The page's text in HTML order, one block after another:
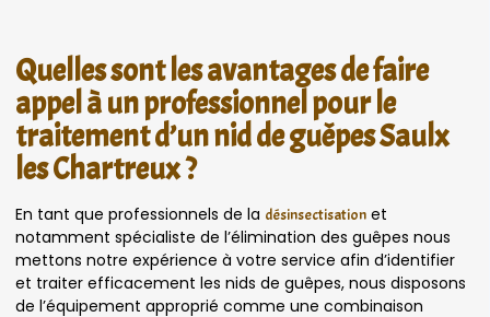
Quelles sont les avantages de faire
appel à un professionnel pour le
traitement d’un nid de guêpes Saulx
les Chartreux ?
En tant que professionnels de la désinsectisation et
notamment spécialiste de l’élimination des guêpes nous
mettons notre expérience à votre service afin d’identifier
et traiter efficacement les nids de guêpes, nous disposons
de l’équipement approprié comme une combinaison